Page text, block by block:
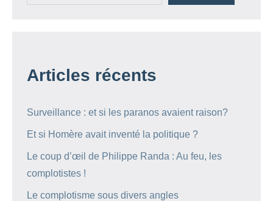
Articles récents
Surveillance : et si les paranos avaient raison?
Et si Homère avait inventé la politique ?
Le coup d’œil de Philippe Randa : Au feu, les
complotistes !
Le complotisme sous divers angles